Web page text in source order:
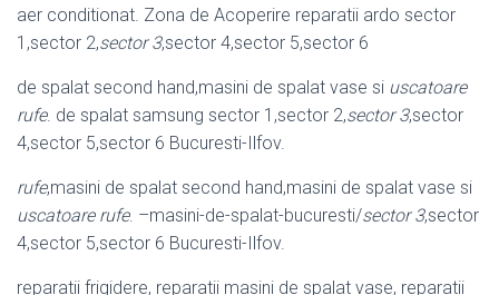
aer conditionat. Zona de Acoperire reparatii ardo sector
1,sector 2,sector 3,sector 4,sector 5,sector 6
de spalat second hand,masini de spalat vase si uscatoare
rufe. de spalat samsung sector 1,sector 2,sector 3,sector
4,sector 5,sector 6 Bucuresti-Ilfov.
rufe,masini de spalat second hand,masini de spalat vase si
uscatoare rufe. –masini-de-spalat-bucuresti/sector 3,sector
4,sector 5,sector 6 Bucuresti-Ilfov.
reparatii frigidere, reparatii masini de spalat vase, reparatii